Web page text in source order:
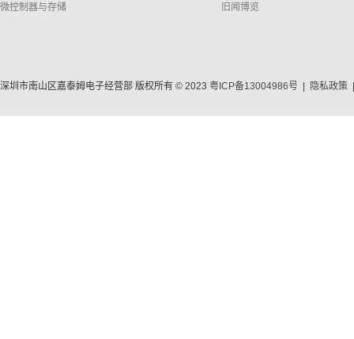
微控制器与存储 旧闻博览
深圳市南山区嘉泰姆电子经营部 版权所有 © 2023 粤ICP备13004986号 隐私政策